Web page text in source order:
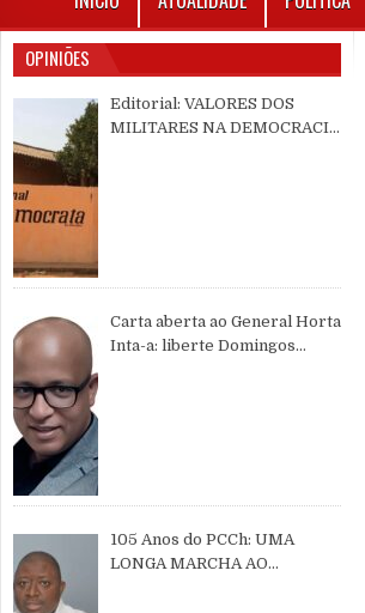
OPINIÕES
Editorial: VALORES DOS
MILITARES NA DEMOCRACIA
Carta aberta ao General Horta
Inta-a: liberte Domingos
105 Anos do PCCh: UMA
LONGA MARCHA AO